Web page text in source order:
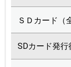
ＳＤカード（
SDカード発